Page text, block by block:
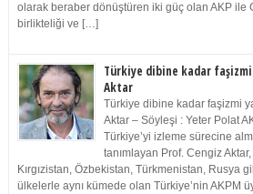
olarak beraber dönüştüren iki güç olan AKP ile
birlikteliği ve […]
Türkiye dibine kadar
Aktar
Türkiye dibine kadar faşizmi
Aktar – Söyleşi : Yeter Polat
Türkiye’yi izleme sürecine
tanımlayan Prof. Cengiz
Kırgızistan, Özbekistan, Türkmenistan, Rusya
ülkelerle aynı kümede olan Türkiye’nin AKPM